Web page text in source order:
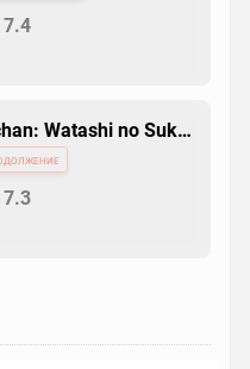
7.4
Watashi no Suki
7.3